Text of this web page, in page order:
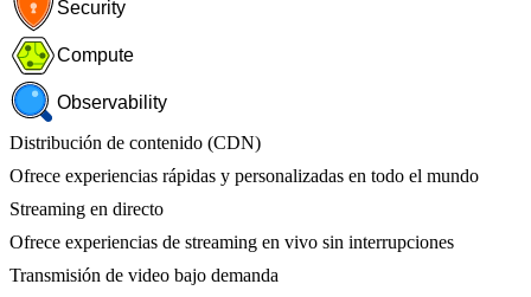
Security
Compute
Observability
Distribución de contenido (CDN)
Ofrece experiencias rápidas y personalizadas en todo el mundo
Streaming en directo
Ofrece experiencias de streaming en vivo sin interrupciones
Transmisión de video bajo demanda